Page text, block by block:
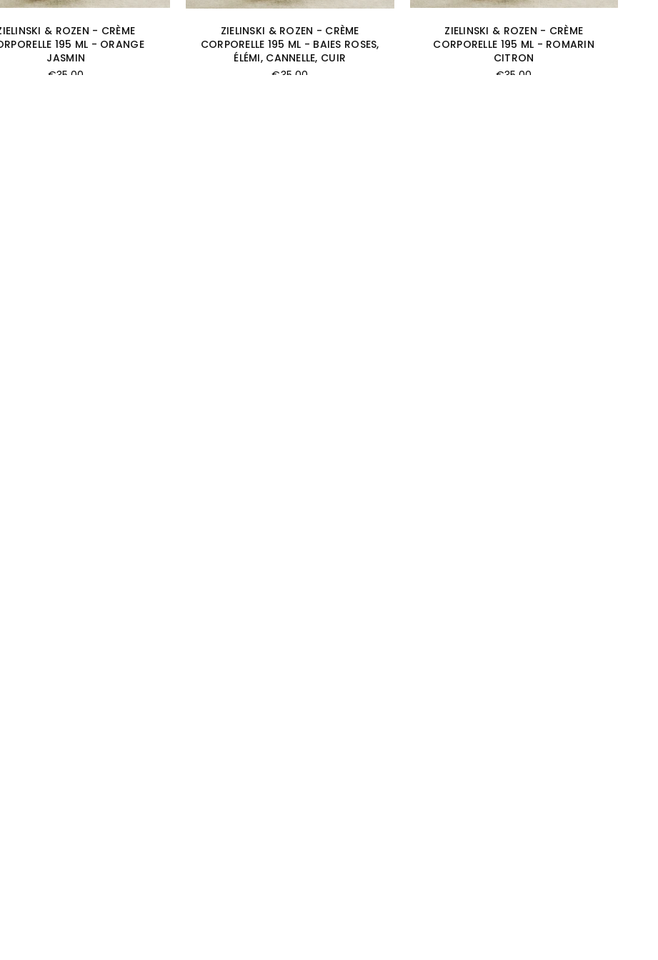
& ROZEN - CRÈME
195 ML - ORANGE
JASMIN
Prix
€35,00
ZIELINSKI & ROZEN - CRÈME
CORPORELLE 195 ML - BAIES ROSES,
ÉLÉMI, CANNELLE, CUIR
Prix
€35,00
ZIELINSKI & ROZEN - CRÈME
CORPORELLE 195 ML - ROMARIN
CITRON
Prix
€35,00